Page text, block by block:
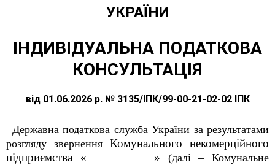
УКРАЇНИ
ІНДИВІДУАЛЬНА ПОДАТКОВА
КОНСУЛЬТАЦІЯ
від 01.06.2026 р. № 3135/ІПК/99-00-21-02-02 ІПК
Державна податкова служба України за результатами
розгляду звернення Комунального некомерційного
підприємства «___________» (далі – Комунальне